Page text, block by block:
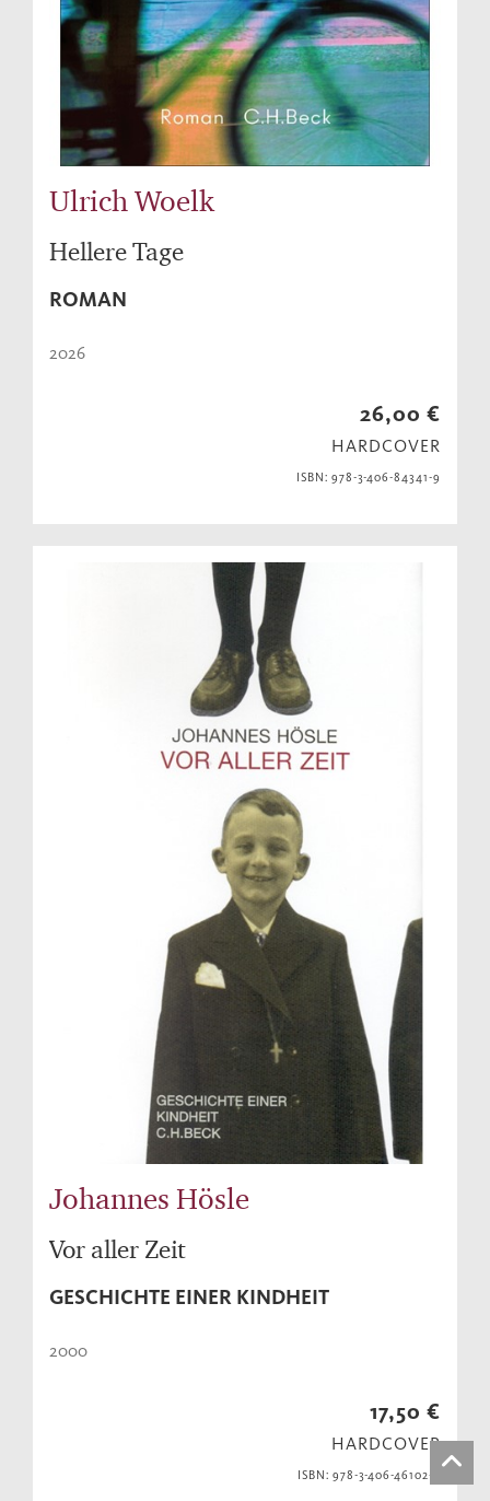
Ulrich Woelk
Hellere Tage
ROMAN
2026
26,00 €
HARDCOVER
ISBN: 978-3-406-84341-9
Johannes Hösle
Vor aller Zeit
GESCHICHTE EINER KINDHEIT
2000
17,50 €
HARDCOVER
ISBN: 978-3-406-46102-6